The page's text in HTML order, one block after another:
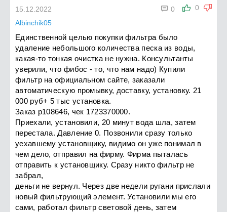
0
 0
15.12.2022
Albinchik05
Единственной целью покупки фильтра было
удаление небольшого количества песка из воды,
какая-то тонкая очистка не нужна. Консультанты
уверили, что фибос - то, что нам надо) Купили
фильтр на официальном сайте, заказали
автоматическую промывку, доставку, установку. 21
000 руб+ 5 тыс установка.
Заказ р108646, чек 1723370000.
Приехали, установили, 20 минут вода шла, затем
перестала. Давление 0. Позвонили сразу только
уехавшему установщику, видимо он уже понимал в
чем дело, отправил на фирму. Фирма пыталась
отправить к установщику. Сразу никто фильтр не
забрал,
деньги не вернул. Через две недели ругани прислали
новый фильтрующий элемент. Установили мы его
сами, работал фильтр световой день, затем